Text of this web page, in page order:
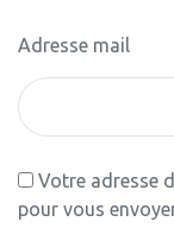
Adresse mail
Votre adresse
pour vous